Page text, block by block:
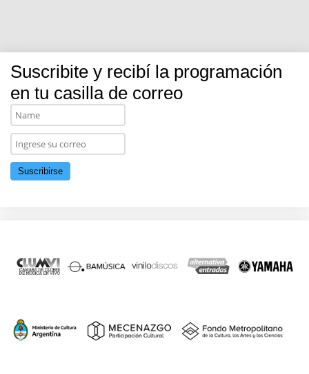
Suscribite y recibí la programación
en tu casilla de correo